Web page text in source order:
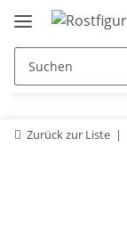
Zurück zur Liste